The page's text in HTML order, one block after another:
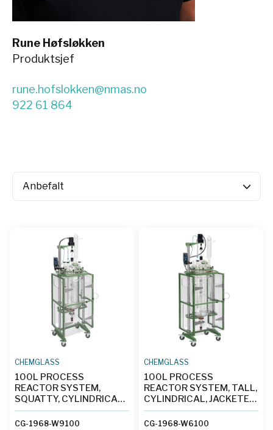
Rune Høfsløkken
Produktsjef
rune.hofslokken@nmas.no
922 61 864
CHEMGLASS
100L PROCESS
REACTOR SYSTEM,
SQUATTY, CYLINDRICAL,
JACKETED, GLASS,
400MM FLANGE,
CG-1968-W9100
CHEMGLASS
100L PROCESS
REACTOR SYSTEM, TALL,
CYLINDRICAL, JACKETED,
GLASS, 400MM FLANGE,
BRUSHLESS DC
CG-1968-W6100